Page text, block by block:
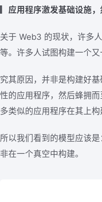
应用程序激发基础设施
关于 Web3 的现状，许多
等。许多人试图构建一个
究其原因，并非是构建好
性的应用程序，然后蜂拥
多类似的应用程序在其上构
所以我们看到的模型应该
非在一个真空中构建。